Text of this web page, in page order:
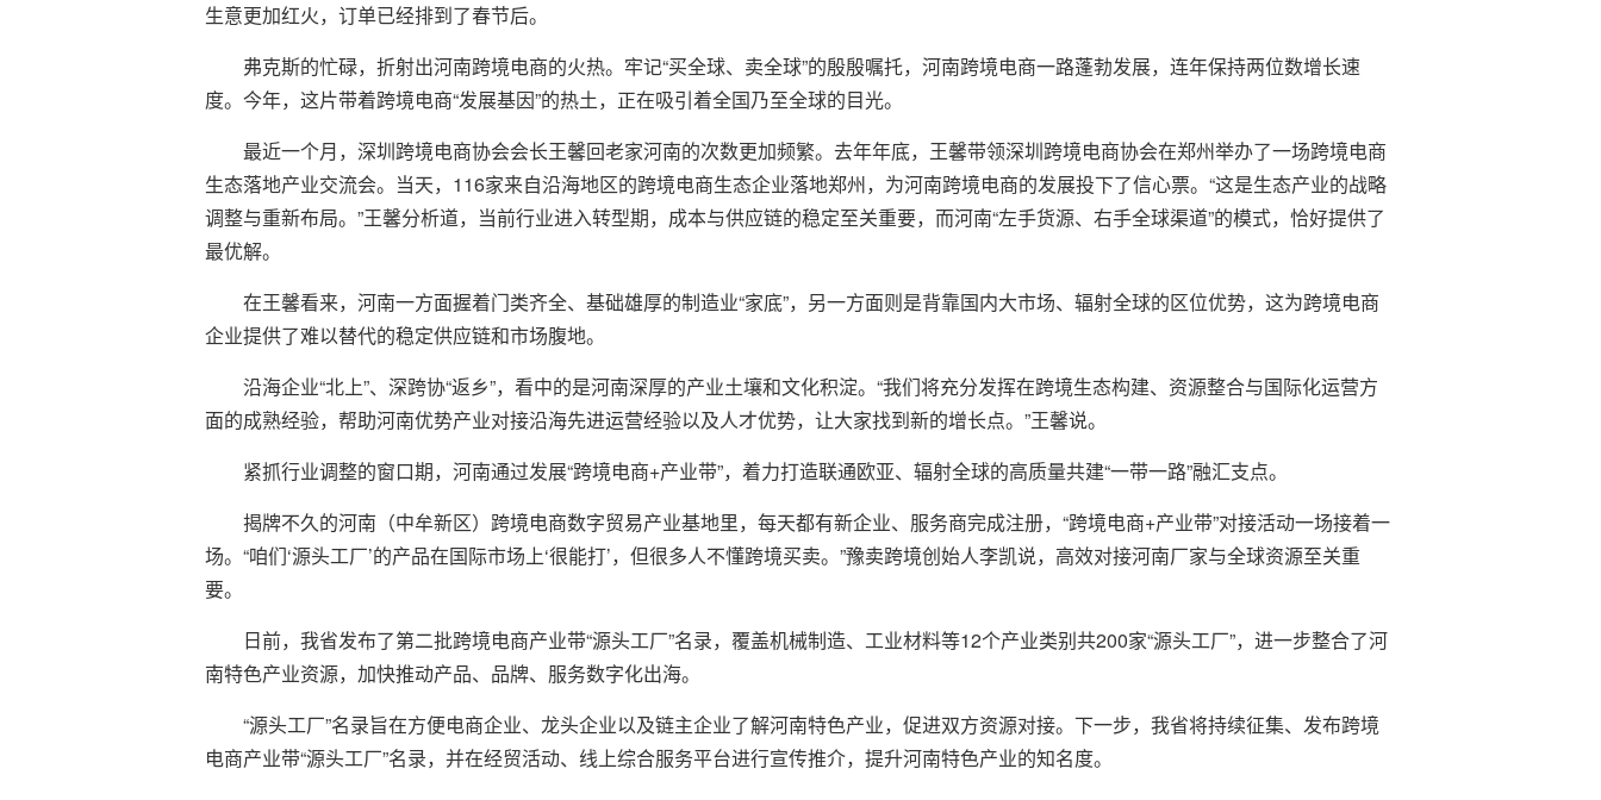
生意更加红火，订单已经排到了春节后。
弗克斯的忙碌，折射出河南跨境电商的火热。牢记“买全球、卖全球”的殷殷嘱托，河南跨境电商一路蓬勃发展，连年保持两位数增长速
度。今年，这片带着跨境电商“发展基因”的热土，正在吸引着全国乃至全球的目光。
最近一个月，深圳跨境电商协会会长王馨回老家河南的次数更加频繁。去年年底，王馨带领深圳跨境电商协会在郑州举办了一场跨境电商
生态落地产业交流会。当天，116家来自沿海地区的跨境电商生态企业落地郑州，为河南跨境电商的发展投下了信心票。“这是生态产业的战略
调整与重新布局。”王馨分析道，当前行业进入转型期，成本与供应链的稳定至关重要，而河南“左手货源、右手全球渠道”的模式，恰好提供了
最优解。
在王馨看来，河南一方面握着门类齐全、基础雄厚的制造业“家底”，另一方面则是背靠国内大市场、辐射全球的区位优势，这为跨境电商
企业提供了难以替代的稳定供应链和市场腹地。
沿海企业“北上”、深跨协“返乡”，看中的是河南深厚的产业土壤和文化积淀。“我们将充分发挥在跨境生态构建、资源整合与国际化运营方
面的成熟经验，帮助河南优势产业对接沿海先进运营经验以及人才优势，让大家找到新的增长点。”王馨说。
紧抓行业调整的窗口期，河南通过发展“跨境电商+产业带”，着力打造联通欧亚、辐射全球的高质量共建“一带一路”融汇支点。
揭牌不久的河南（中牟新区）跨境电商数字贸易产业基地里，每天都有新企业、服务商完成注册，“跨境电商+产业带”对接活动一场接着一
场。“咱们‘源头工厂’的产品在国际市场上‘很能打’，但很多人不懂跨境买卖。”豫卖跨境创始人李凯说，高效对接河南厂家与全球资源至关重
要。
日前，我省发布了第二批跨境电商产业带“源头工厂”名录，覆盖机械制造、工业材料等12个产业类别共200家“源头工厂”，进一步整合了河
南特色产业资源，加快推动产品、品牌、服务数字化出海。
“源头工厂”名录旨在方便电商企业、龙头企业以及链主企业了解河南特色产业，促进双方资源对接。下一步，我省将持续征集、发布跨境
电商产业带“源头工厂”名录，并在经贸活动、线上综合服务平台进行宣传推介，提升河南特色产业的知名度。